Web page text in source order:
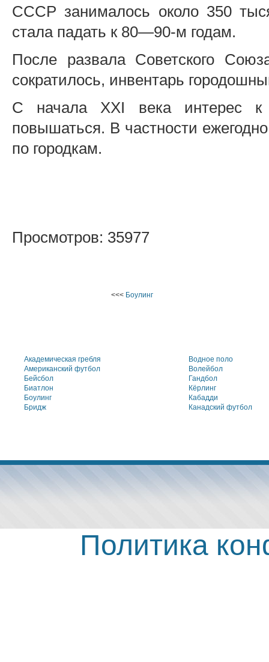
СССР занималось около 350
стала падать к 80—90-м годам.
После развала Советского
сократилось, инвентарь
С начала XXI века интерес к
повышаться. В частности
по городкам.
Просмотров: 35977
<<< Боулинг
Академическая гребля
Американский футбол
Бейсбол
Биатлон
Боулинг
Бридж
Водное поло
Волейбол
Гандбол
Кёрлинг
Кабадди
Канадский футбол
Политика